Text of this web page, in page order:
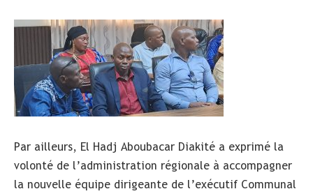
Par ailleurs, El Hadj Aboubacar Diakité a exprimé la
volonté de l’administration régionale à accompagner
la nouvelle équipe dirigeante de l’exécutif Communal